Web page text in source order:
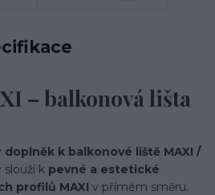
– balkonová lišta
doplněk k balkonové liště MAXI /
slouží k pevné a estetické
profilů MAXI v přímém směru.